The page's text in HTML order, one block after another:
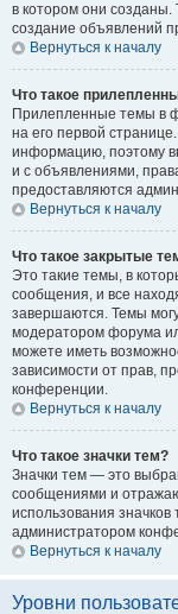
в котором они
создание объявлений
Вернуться к началу
Что такое
Прилепленные темы в
на его первой
информацию, поэтому
и с объявлениями,
предоставляются
Вернуться к началу
Что такое закрытые
Это такие темы, в
сообщения, и все
завершаются. Темы
модератором форума
можете иметь
зависимости от прав,
конференции.
Вернуться к началу
Что такое значки тем?
Значки тем — это
сообщениями и
использования
администратором
Вернуться к началу
Уровни